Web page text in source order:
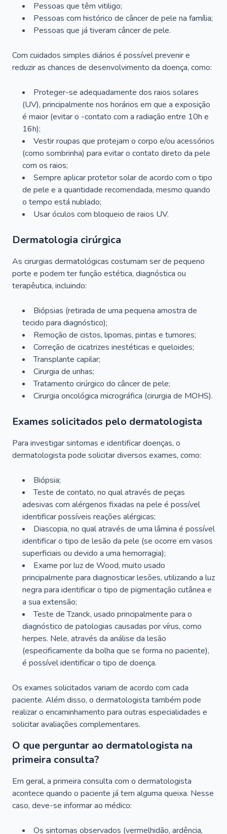
Pessoas que têm vitiligo;
Pessoas com histórico de câncer de pele na família;
Pessoas que já tiveram câncer de pele.
Com cuidados simples diários é possível prevenir e
reduzir as chances de desenvolvimento da doença, como:
Proteger-se adequadamente dos raios solares
(UV), principalmente nos horários em que a exposição
é maior (evitar o -contato com a radiação entre 10h e
16h);
Vestir roupas que protejam o corpo e/ou acessórios
(como sombrinha) para evitar o contato direto da pele
com os raios;
Sempre aplicar protetor solar de acordo com o tipo
de pele e a quantidade recomendada, mesmo quando
o tempo está nublado;
Usar óculos com bloqueio de raios UV.
Dermatologia cirúrgica
As cirurgias dermatológicas costumam ser de pequeno
porte e podem ter função estética, diagnóstica ou
terapêutica, incluindo:
Biópsias (retirada de uma pequena amostra de
tecido para diagnóstico);
Remoção de cistos, lipomas, pintas e tumores;
Correção de cicatrizes inestéticas e queloides;
Transplante capilar;
Cirurgia de unhas;
Tratamento cirúrgico do câncer de pele;
Cirurgia oncológica micrográfica (cirurgia de MOHS).
Exames solicitados pelo dermatologista
Para investigar sintomas e identificar doenças, o
dermatologista pode solicitar diversos exames, como:
Biópsia;
Teste de contato, no qual através de peças
adesivas com alérgenos fixadas na pele é possível
identificar possíveis reações alérgicas;
Diascopia, no qual através de uma lâmina é possível
identificar o tipo de lesão da pele (se ocorre em vasos
superficiais ou devido a uma hemorragia);
Exame por luz de Wood, muito usado
principalmente para diagnosticar lesões, utilizando a luz
negra para identificar o tipo de pigmentação cutânea e
a sua extensão;
Teste de Tzanck, usado principalmente para o
diagnóstico de patologias causadas por vírus, como
herpes. Nele, através da análise da lesão
(especificamente da bolha que se forma no paciente),
é possível identificar o tipo de doença.
Os exames solicitados variam de acordo com cada
paciente. Além disso, o dermatologista também pode
realizar o encaminhamento para outras especialidades e
solicitar avaliações complementares.
O que perguntar ao dermatologista na
primeira consulta?
Em geral, a primeira consulta com o dermatologista
acontece quando o paciente já tem alguma queixa. Nesse
caso, deve-se informar ao médico:
Os sintomas observados (vermelhidão, ardência,